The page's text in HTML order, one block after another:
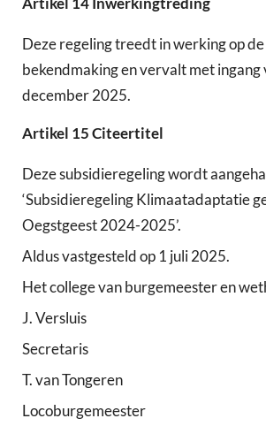
Deze regeling treedt in werking op de
bekendmaking en vervalt met ingang
december 2025.
Artikel 15Citeertitel
Deze subsidieregeling wordt
‘Subsidieregeling Klimaatadaptatie
Oegstgeest 2024-2025’.
Aldus vastgesteld op 1 juli 2025.
Het college van burgemeester en
J. Versluis
Secretaris
T. van Tongeren
Locoburgemeester